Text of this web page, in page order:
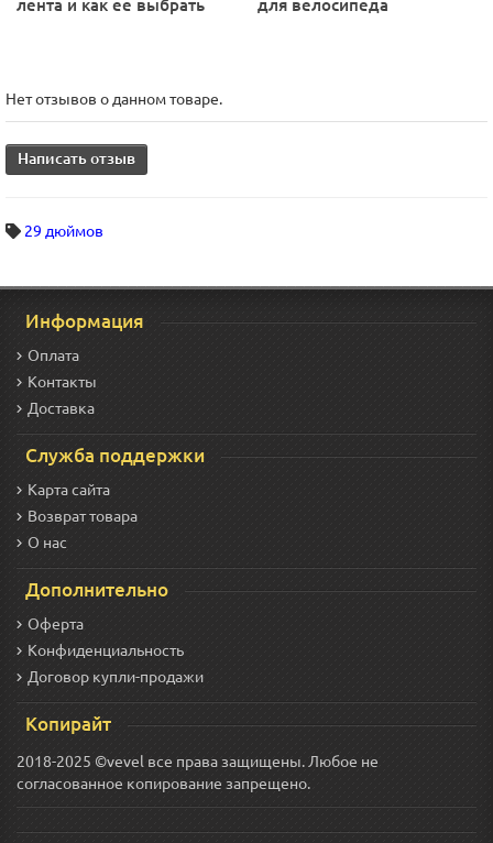
лента и как ее выбрать
для велосипеда
Нет отзывов о данном товаре.
Написать отзыв
29 дюймов
Информация
Оплата
Контакты
Доставка
Служба поддержки
Карта сайта
Возврат товара
О нас
Дополнительно
Оферта
Конфиденциальность
Договор купли-продажи
Копирайт
2018-2025 ©vevel все права защищены. Любое не
согласованное копирование запрещено.